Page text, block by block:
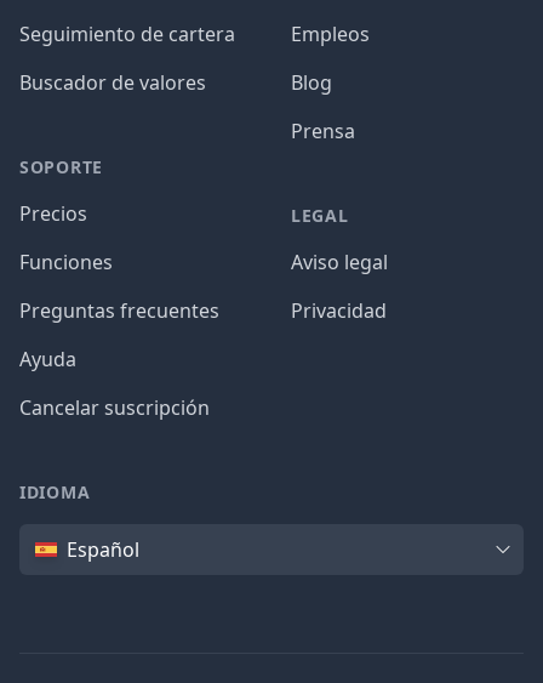
Seguimiento de cartera
Buscador de valores
SOPORTE
Precios
Funciones
Preguntas frecuentes
Ayuda
Cancelar suscripción
Empleos
Blog
Prensa
LEGAL
Aviso legal
Privacidad
IDIOMA
IdiomaEspañol